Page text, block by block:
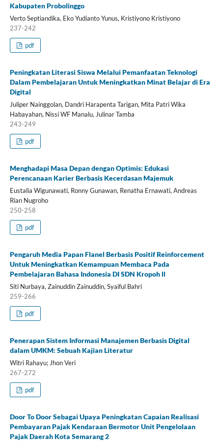
Kabupaten Probolinggo
Verto Septiandika, Eko Yudianto Yunus, Kristiyono Kristiyono
237-242
pdf
Peningkatan Literasi Siswa Melalui Pemanfaatan Teknologi
Dalam Pembelajaran Untuk Meningkatkan Minat Belajar di Era
Digital
Juliper Nainggolan, Dandri Harapenta Tarigan, Mita Patri Wika
Habayahan, Nissi WF Manalu, Julinar Tamba
243-249
pdf
Menghadapi Masa Depan dengan Optimis: Edukasi
Perencanaan Karier Berbasis Kecerdasan Majemuk
Eustalia Wigunawati, Ronny Gunawan, Renatha Ernawati, Andreas
Rian Nugroho
250-258
pdf
Pengaruh Media Papan Flanel Berbasis Positif Reinforcement
Untuk Meningkatkan Kemampuan Membaca Pada
Pembelajaran Bahasa Indonesia DI SDN Kropoh ll
Siti Nurbaya, Zainuddin Zainuddin, Syaiful Bahri
259-266
pdf
Penerapan Sistem Informasi Manajemen Berbasis Digital
dalam UMKM: Sebuah Kajian Literatur
Witri Rahayu; Jhon Veri
267-272
pdf
Door To Door Sebagai Upaya Peningkatan Capaian Realisasi
Pembayaran Pajak Kendaraan Bermotor Unit Pengelolaan
Pajak Daerah Kota Semarang 2